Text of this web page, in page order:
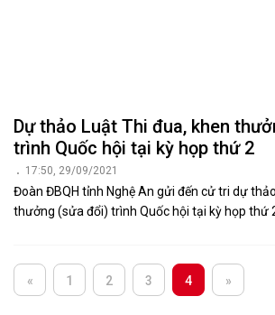
Dự thảo Luật Thi đua, khen
trình Quốc hội tại kỳ họp thứ 2
17:50, 29/09/2021
Đoàn ĐBQH tỉnh Nghệ An gửi đến cử tri dự
thưởng (sửa đổi) trình Quốc hội tại kỳ họp thứ
« 1 2 3 4 »